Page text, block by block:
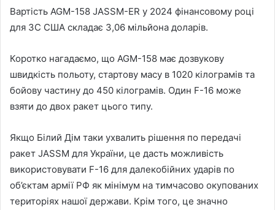
Вартість AGM-158 JASSM-ER у 2024 фінансовому році
для ЗС США складає 3,06 мільйона доларів.
Коротко нагадаємо, що AGM-158 має дозвукову
швидкість польоту, стартову масу в 1020 кілограмів та
бойову частину до 450 кілограмів. Один F-16 може
взяти до двох ракет цього типу.
Якщо Білий Дім таки ухвалить рішення по передачі
ракет JASSM для України, це дасть можливість
використовувати F-16 для далекобійних ударів по
об’єктам армії РФ як мінімум на тимчасово окупованих
територіях нашої держави. Крім того, це значно